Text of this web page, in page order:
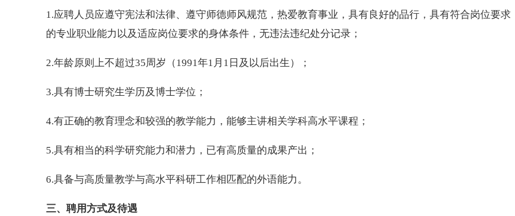
1.应聘人员应遵守宪法和法律、遵守师德师风规范，热爱教育事业，具有良好的品行，具有符合岗位要求
的专业职业能力以及适应岗位要求的身体条件，无违法违纪处分记录；
2.年龄原则上不超过35周岁（1991年1月1日及以后出生）；
3.具有博士研究生学历及博士学位；
4.有正确的教育理念和较强的教学能力，能够主讲相关学科高水平课程；
5.具有相当的科学研究能力和潜力，已有高质量的成果产出；
6.具备与高质量教学与高水平科研工作相匹配的外语能力。
三、聘用方式及待遇